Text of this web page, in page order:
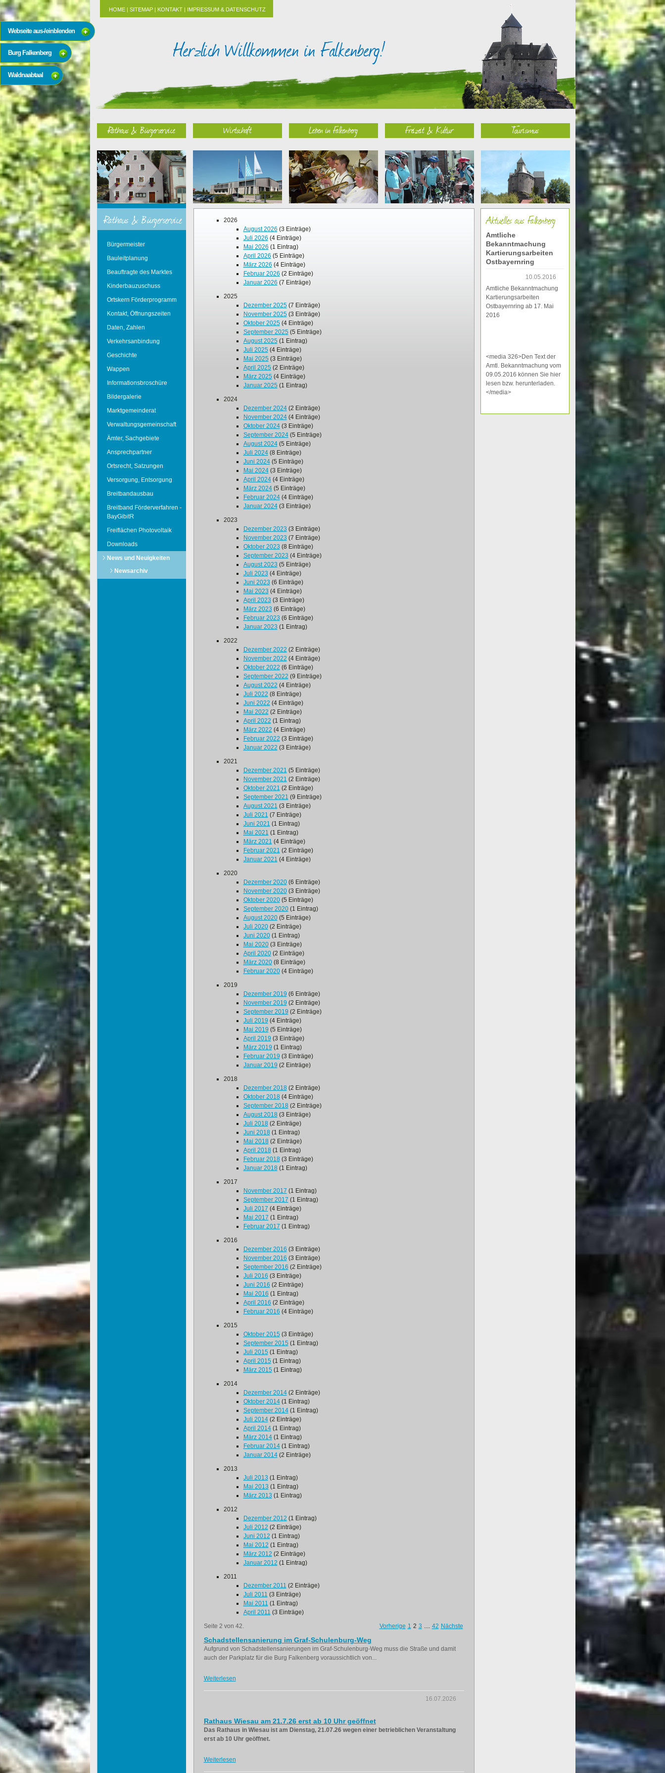
HOME| SITEMAP| KONTAKT| IMPRESSUM & DATENSCHUTZ
Rathaus & Bürgerservice Wirtschaft Leben in Falkenberg Freizeit & Kultur Tourismus
Rathaus & Bürgerservice
Bürgermeister
Bauleitplanung
Beauftragte des Marktes
Kinderbauzuschuss
Ortskern Förderprogramm
Kontakt, Öffnungszeiten
Daten, Zahlen
Verkehrsanbindung
Geschichte
Wappen
Informationsbroschüre
Bildergalerie
Marktgemeinderat
Verwaltungsgemeinschaft
Ämter, Sachgebiete
Ansprechpartner
Ortsrecht, Satzungen
Versorgung, Entsorgung
Breitbandausbau
Breitband Förderverfahren -
BayGibitR
Freiflächen Photovoltaik
Downloads
News und Neuigkeiten
Newsarchiv
2026
August 2026 (3 Einträge)
Juli 2026 (4 Einträge)
Mai 2026 (1 Eintrag)
April 2026 (5 Einträge)
März 2026 (4 Einträge)
Februar 2026 (2 Einträge)
Januar 2026 (7 Einträge)
2025
Dezember 2025(7 Einträge)
November 2025(3 Einträge)
Oktober 2025(4 Einträge)
September 2025(5 Einträge)
August 2025(1 Eintrag)
Juli 2025 (4 Einträge)
Mai 2025 (3 Einträge)
April 2025 (2 Einträge)
März 2025 (4 Einträge)
Januar 2025 (1 Eintrag)
2024
Dezember 2024(2 Einträge)
November 2024(4 Einträge)
Oktober 2024(3 Einträge)
September 2024(5 Einträge)
August 2024(5 Einträge)
Juli 2024(8 Einträge)
Juni 2024(5 Einträge)
Mai 2024(3 Einträge)
April 2024(4 Einträge)
März 2024(5 Einträge)
Februar 2024(4 Einträge)
Januar 2024(3 Einträge)
2023
Dezember 2023 (3 Einträge)
November 2023 (7 Einträge)
Oktober 2023 (8 Einträge)
September 2023 (4 Einträge)
August 2023 (5 Einträge)
Juli 2023 (4 Einträge)
Juni 2023 (6 Einträge)
Mai 2023 (4 Einträge)
April 2023 (3 Einträge)
März 2023 (6 Einträge)
Februar 2023 (6 Einträge)
Januar 2023 (1 Eintrag)
2022
Dezember 2022 (2 Einträge)
November 2022 (4 Einträge)
Oktober 2022 (6 Einträge)
September 2022 (9 Einträge)
August 2022 (4 Einträge)
Juli 2022 (8 Einträge)
Juni 2022 (4 Einträge)
Mai 2022 (2 Einträge)
April 2022 (1 Eintrag)
März 2022 (4 Einträge)
Februar 2022 (3 Einträge)
Januar 2022 (3 Einträge)
2021
Dezember 2021 (5 Einträge)
November 2021 (2 Einträge)
Oktober 2021 (2 Einträge)
September 2021 (9 Einträge)
August 2021 (3 Einträge)
Juli 2021 (7 Einträge)
Juni 2021 (1 Eintrag)
Mai 2021 (1 Eintrag)
März 2021 (4 Einträge)
Februar 2021 (2 Einträge)
Januar 2021 (4 Einträge)
2020
Dezember 2020(6 Einträge)
November 2020(3 Einträge)
Oktober 2020(5 Einträge)
September 2020(1 Eintrag)
August 2020(5 Einträge)
Juli 2020(2 Einträge)
Juni 2020(1 Eintrag)
Mai 2020(3 Einträge)
April 2020(2 Einträge)
März 2020(8 Einträge)
Februar 2020(4 Einträge)
2019
Dezember 2019 (6 Einträge)
November 2019 (2 Einträge)
September 2019 (2 Einträge)
Juli 2019 (4 Einträge)
Mai 2019 (5 Einträge)
April 2019 (3 Einträge)
März 2019 (1 Eintrag)
Februar 2019 (3 Einträge)
Januar 2019 (2 Einträge)
2018
Dezember 2018(2 Einträge)
Oktober 2018(4 Einträge)
September 2018(2 Einträge)
August 2018(3 Einträge)
Juli 2018(2 Einträge)
Juni 2018(1 Eintrag)
Mai 2018(2 Einträge)
April 2018(1 Eintrag)
Februar 2018(3 Einträge)
Januar 2018(1 Eintrag)
2017
November 2017 (1 Eintrag)
September 2017 (1 Eintrag)
Juli 2017 (4 Einträge)
Mai 2017 (1 Eintrag)
Februar 2017 (1 Eintrag)
2016
Dezember 2016 (3 Einträge)
November 2016 (3 Einträge)
September 2016 (2 Einträge)
Juli 2016 (3 Einträge)
Juni 2016 (2 Einträge)
Mai 2016 (1 Eintrag)
April 2016 (2 Einträge)
Februar 2016 (4 Einträge)
2015
Oktober 2015 (3 Einträge)
September 2015 (1 Eintrag)
Juli 2015 (1 Eintrag)
April 2015 (1 Eintrag)
März 2015 (1 Eintrag)
2014
Dezember 2014(2 Einträge)
Oktober 2014(1 Eintrag)
September 2014(1 Eintrag)
Juli 2014(2 Einträge)
April 2014(1 Eintrag)
März 2014(1 Eintrag)
Februar 2014(1 Eintrag)
Januar 2014(2 Einträge)
2013
Juli 2013 (1 Eintrag)
Mai 2013 (1 Eintrag)
März 2013 (1 Eintrag)
2012
Dezember 2012 (1 Eintrag)
Juli 2012 (2 Einträge)
Juni 2012 (1 Eintrag)
Mai 2012 (1 Eintrag)
März 2012 (2 Einträge)
Januar 2012 (1 Eintrag)
2011
Dezember 2011 (2 Einträge)
Juli 2011 (3 Einträge)
Mai 2011 (1 Eintrag)
April 2011 (3 Einträge)
Seite 2 von 42.
Vorherige 1 2 3 .... 42 Nächste
Schadstellensanierung im Graf-Schulenburg-Weg
Aufgrund von Schadstellensanierungen im Graf-Schulenburg-Weg muss die Straße und damit
auch der Parkplatz für die Burg Falkenberg voraussichtlich von...
Weiterlesen
16.07.2026
Rathaus Wiesau am 21.7.26 erst ab 10 Uhr geöffnet
Das Rathaus in Wiesau ist am Dienstag, 21.07.26 wegen einer betrieblichen Veranstaltung
erst ab 10 Uhr geöffnet.
Weiterlesen
Aktuelles aus Falkenberg
Amtliche
Bekanntmachung
Kartierungsarbeiten
Ostbayernring
10.05.2016
Amtliche Bekanntmachung
Kartierungsarbeiten
Ostbayernring ab 17. Mai
2016
<media 326>Den Text der
Amtl. Bekanntmachung vom
09.05.2016 können Sie hier
lesen bzw. herunterladen.
</media>
Webseite aus-/einblenden
Burg Falkenberg
Waldnaabtaal